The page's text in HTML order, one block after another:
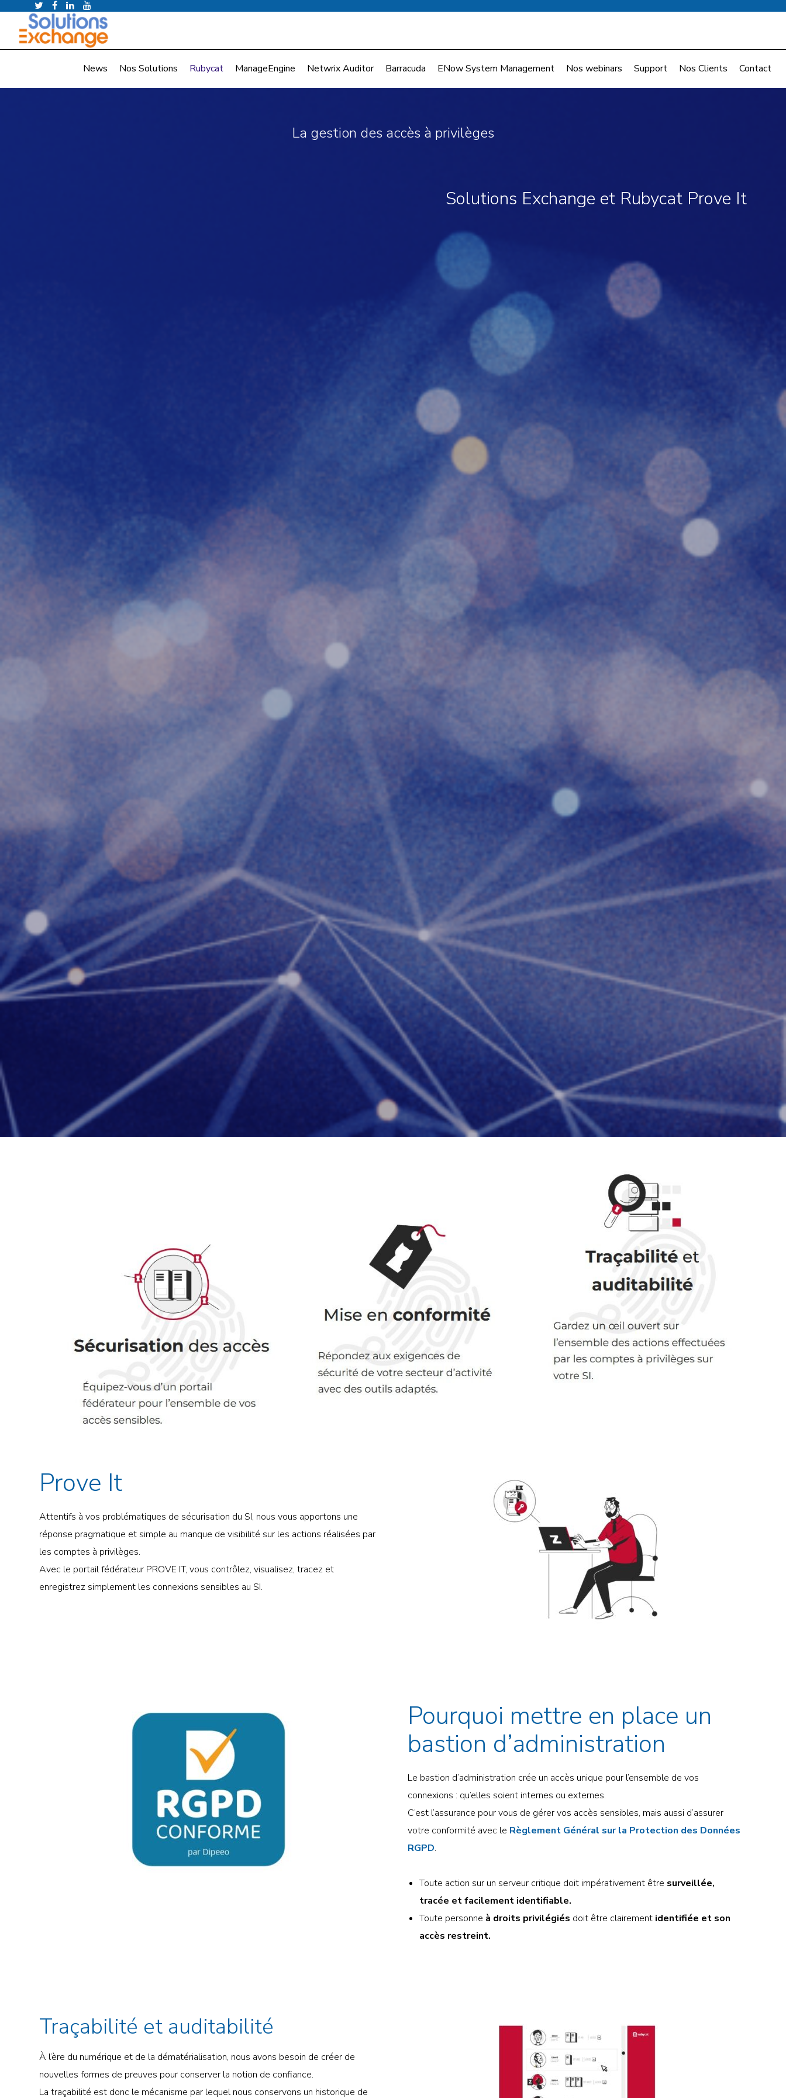
News Nos Solutions Rubycat ManageEngine Netwrix Auditor Barracuda ENow System Management Nos webinars Support Nos Clients Contact
La gestion des accès à privilèges
Solutions Exchange et Rubycat Prove It
Prove It
Attentifs à vos problématiques de sécurisation du SI, nous vous apportons une
réponse pragmatique et simple au manque de visibilité sur les actions réalisées par
les comptes à privilèges.
Avec le portail fédérateur PROVE IT, vous contrôlez, visualisez, tracez et
enregistrez simplement les connexions sensibles au SI.
Pourquoi mettre en place un
bastion d’administration
Le bastion d’administration crée un accès unique pour l’ensemble de vos
connexions : qu’elles soient internes ou externes.
C’est l’assurance pour vous de gérer vos accès sensibles, mais aussi d’assurer
votre conformité avec le Règlement Général sur la Protection des Données
RGPD.
Toute action sur un serveur critique doit impérativement être surveillée,
tracée et facilement identifiable.
Toute personne à droits privilégiés doit être clairement identifiée et son
accès restreint.
Traçabilité et auditabilité
À l’ère du numérique et de la dématérialisation, nous avons besoin de créer de
nouvelles formes de preuves pour conserver la notion de confiance.
La traçabilité est donc le mécanisme par lequel nous conservons un historique de